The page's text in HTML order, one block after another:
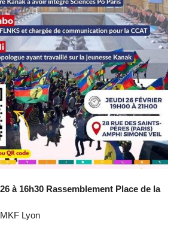
à 16h30 Rassemblement Place de la
Lyon